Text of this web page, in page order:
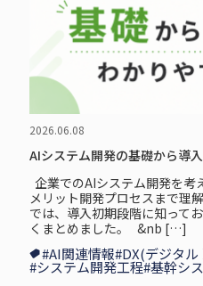
2026.06.08
AIシステム開発の基礎から導
企⁠業⁠で⁠のAIシステム開発を考
メリット開発プロセスまで理
では、導入初期段階に知って
くまとめました。 &nb […]
#AI関連情報#DX(デジタル
#システム開発工程#基幹シ